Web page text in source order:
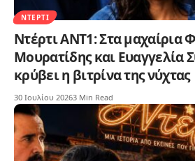
ΝΤΈΡΤΙ
Ντέρτι ΑΝΤ1: Στα μαχαίρια
Μουρατίδης και Ευαγγελία
κρύβει η βιτρίνα της νύχτας
30 Ιουλίου 20263 Min Read